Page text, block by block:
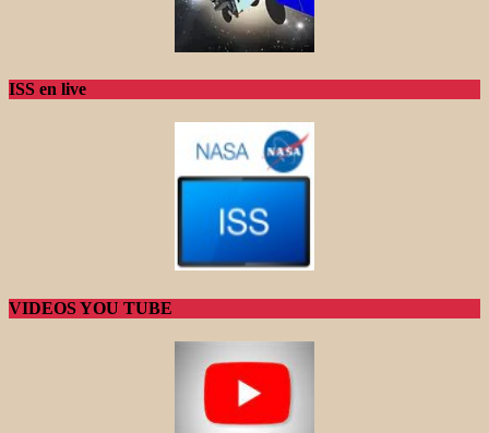
ISS en live
VIDEOS YOU TUBE